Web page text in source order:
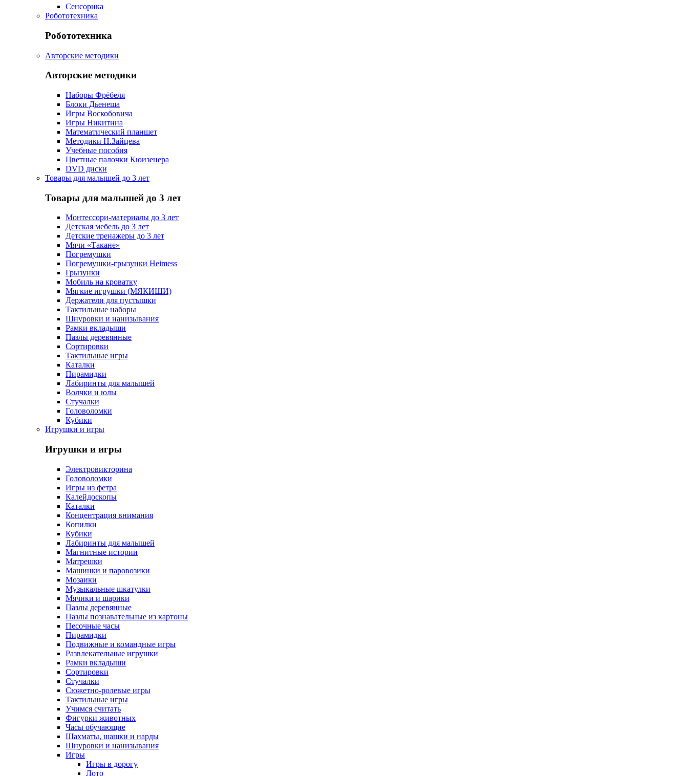
Сенсорика
Робототехника
Робототехника
Авторские методики
Авторские методики
Наборы Фрёбеля
Блоки Дьенеша
Игры Воскобовича
Игры Никитина
Математический планшет
Методики Н.Зайцева
Учебные пособия
Цветные палочки Кюизенера
DVD диски
Товары для малышей до 3 лет
Товары для малышей до 3 лет
Монтессори-материалы до 3 лет
Детская мебель до 3 лет
Детские тренажеры до 3 лет
Мячи «Такане»
Погремушки
Погремушки-грызунки Heimess
Грызунки
Мобиль на кроватку
Мягкие игрушки (МЯКИШИ)
Держатели для пустышки
Тактильные наборы
Шнуровки и нанизывания
Рамки вкладыши
Пазлы деревянные
Сортировки
Тактильные игры
Каталки
Пирамидки
Лабиринты для малышей
Волчки и юлы
Стучалки
Головоломки
Кубики
Игрушки и игры
Игрушки и игры
Электровикторина
Головоломки
Игры из фетра
Калейдоскопы
Каталки
Концентрация внимания
Копилки
Кубики
Лабиринты для малышей
Магнитные истории
Матрешки
Машинки и паровозики
Мозаики
Музыкальные шкатулки
Мячики и шарики
Пазлы деревянные
Пазлы познавательные из картоны
Песочные часы
Пирамидки
Подвижные и командные игры
Развлекательные игрушки
Рамки вкладыши
Сортировки
Стучалки
Сюжетно-ролевые игры
Тактильные игры
Учимся считать
Фигурки животных
Часы обучающие
Шахматы, шашки и нарды
Шнуровки и нанизывания
Игры
Игры в дорогу
Лото